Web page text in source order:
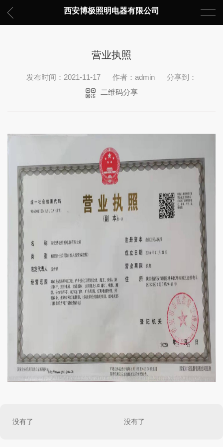
西安博极照明电器有限公司
营业执照
发布时间：2021-11-17 作者：admin
分享到：
二维码分享
没有了 没有了